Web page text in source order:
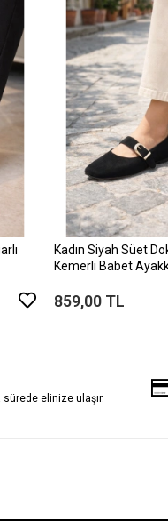
Kadın Siyah Süet
Kemerli Babet
859,00 TL
elinize ulaşır.